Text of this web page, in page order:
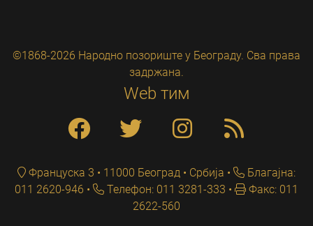
©1868-2026 Народно позориште у Београду. Сва права
задржана.
Web тим
Француска 3 • 11000 Београд • Србија
Благајна:
011 2620-946
Телефон: 011 3281-333
Факс: 011
2622-560